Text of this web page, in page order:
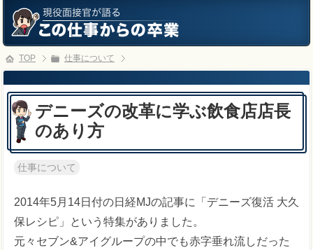
TOP 仕事について
デニーズの改革に学ぶ飲食店店長
のあり方
仕事について
2014年5月14日付の日経MJの記事に「デニーズ復活 大久
保レシピ」という特集がありました。
元々セブン&アイグループの中でも赤字垂れ流しだった